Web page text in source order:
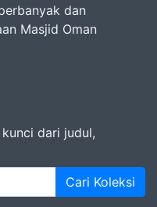
dan
Masjid Oman
dari judul,
Cari Koleksi